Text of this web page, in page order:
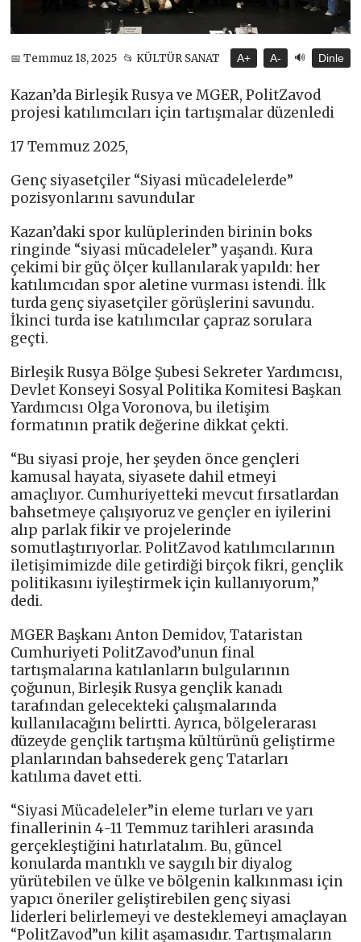
📅 Temmuz 18, 2025 📂 KÜLTÜR SANAT A+ A- 🔊 Dinle
Kazan’da Birleşik Rusya ve MGER, PolitZavod
projesi katılımcıları için tartışmalar düzenledi
17 Temmuz 2025,
Genç siyasetçiler “Siyasi mücadelelerde”
pozisyonlarını savundular
Kazan’daki spor kulüplerinden birinin boks
ringinde “siyasi mücadeleler” yaşandı. Kura
çekimi bir güç ölçer kullanılarak yapıldı: her
katılımcıdan spor aletine vurması istendi. İlk
turda genç siyasetçiler görüşlerini savundu.
İkinci turda ise katılımcılar çapraz sorulara
geçti.
Birleşik Rusya Bölge Şubesi Sekreter Yardımcısı,
Devlet Konseyi Sosyal Politika Komitesi Başkan
Yardımcısı Olga Voronova, bu iletişim
formatının pratik değerine dikkat çekti.
“Bu siyasi proje, her şeyden önce gençleri
kamusal hayata, siyasete dahil etmeyi
amaçlıyor. Cumhuriyetteki mevcut fırsatlardan
bahsetmeye çalışıyoruz ve gençler en iyilerini
alıp parlak fikir ve projelerinde
somutlaştırıyorlar. PolitZavod katılımcılarının
iletişimimizde dile getirdiği birçok fikri, gençlik
politikasını iyileştirmek için kullanıyorum,”
dedi.
MGER Başkanı Anton Demidov, Tataristan
Cumhuriyeti PolitZavod’unun final
tartışmalarına katılanların bulgularının
çoğunun, Birleşik Rusya gençlik kanadı
tarafından gelecekteki çalışmalarında
kullanılacağını belirtti. Ayrıca, bölgelerarası
düzeyde gençlik tartışma kültürünü geliştirme
planlarından bahsederek genç Tatarları
katılıma davet etti.
“Siyasi Mücadeleler”in eleme turları ve yarı
finallerinin 4-11 Temmuz tarihleri arasında
gerçekleştiğini hatırlatalım. Bu, güncel
konularda mantıklı ve saygılı bir diyalog
yürütebilen ve ülke ve bölgenin kalkınması için
yapıcı öneriler geliştirebilen genç siyasi
liderleri belirlemeyi ve desteklemeyi amaçlayan
“PolitZavod”un kilit aşamasıdır. Tartışmaların